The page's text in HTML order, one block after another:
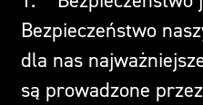
Bezpieczeństwo
dla nas
są prowadzone